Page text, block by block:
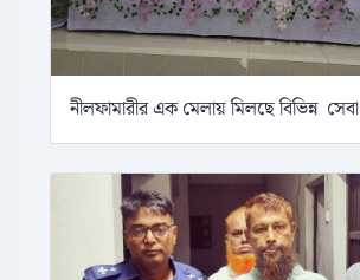
নীলফামারীর এক মেলায় মিলছে বিভিন্ন সেবা